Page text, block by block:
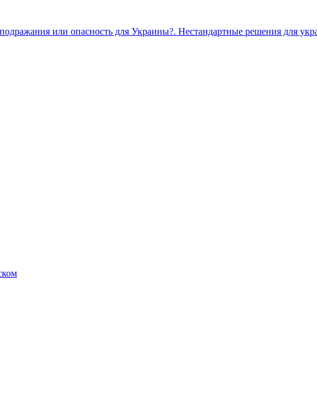
или опасность для Украины?. Нестандартные решения для